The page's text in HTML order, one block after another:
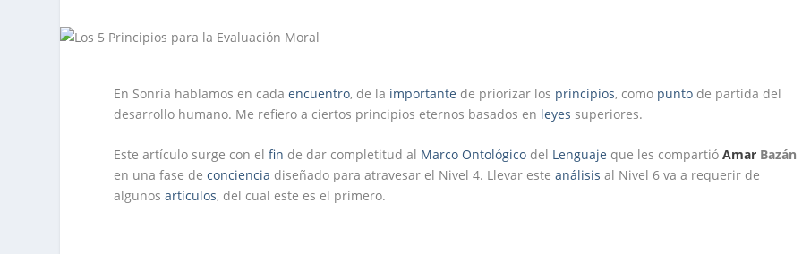
En Sonría hablamos en cadaencuentro, de la importante de priorizar los principios, como punto de partida del
desarrollo humano. Me refiero a ciertos principios eternos basados en leyes superiores.
Este artículo surge con elfin de dar completitud al Marco Ontológico del Lenguaje que les compartióAmar Bazán
en una fase deconciencia diseñado para atravesar el Nivel 4. Llevar esteanálisis al Nivel 6 va a requerir de
algunosartículos, del cual este es el primero.